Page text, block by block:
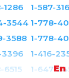
En
1286 1-587-
3544 1-778-
3588 1-778-
3396 1-416-
6515 1-647-